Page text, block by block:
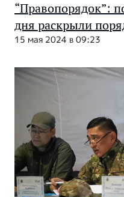
“Правопорядок”:
дня раскрыли
15 мая 2024 в 09:23